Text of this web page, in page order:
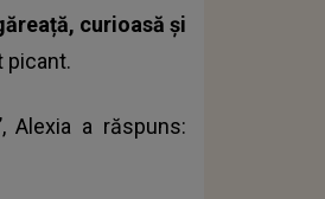
curioasă și
picant.
, Alexia a răspuns: